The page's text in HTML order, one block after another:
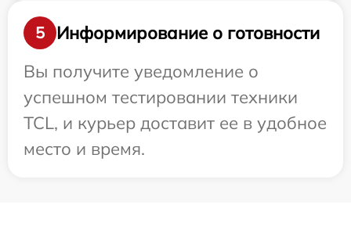
5
Информирование о готовности
Вы получите уведомление о
успешном тестировании техники
TCL, и курьер доставит ее в удобное
место и время.